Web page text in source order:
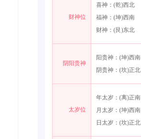
财神位
喜神：(乾)西北
福神：(坤)西南
财神：(艮)东北
阴阳贵神
阳贵神：(坤)西南
阴贵神：(坎)正北
太岁位
年太岁：(离)正南
月太岁：(坤)西南
日太岁：(坎)正北